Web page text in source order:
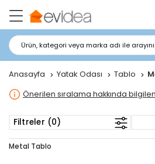
Ürün, kategori veya marka adı ile
Anasayfa Yatak Odası Tablo
Önerilen sıralama hakkında
Filtreler (0)
Metal Tablo